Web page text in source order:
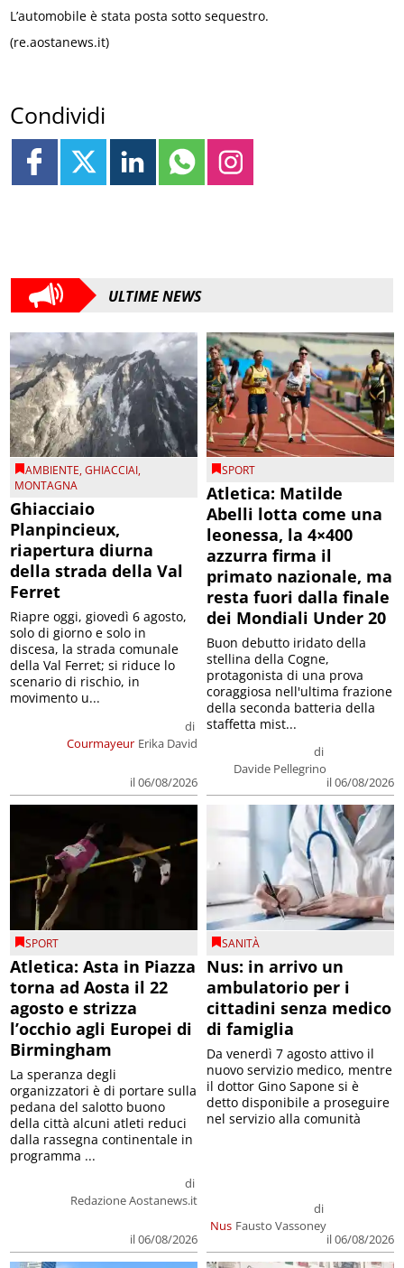
L’automobile è stata posta sotto sequestro.
(re.aostanews.it)
Condividi
ULTIME NEWS
AMBIENTE,GHIACCIAI,
MONTAGNA
Ghiacciaio
Planpincieux,
riapertura diurna
della strada della Val
Ferret
Courmayeur
di
Erika David
il 06/08/2026
Riapre oggi, giovedì 6 agosto,
solo di giorno e solo in
discesa, la strada comunale
della Val Ferret; si riduce lo
scenario di rischio, in
movimento u...
SPORT
Atletica: Matilde
Abelli lotta come una
leonessa, la 4×400
azzurra firma il
primato nazionale, ma
resta fuori dalla finale
dei Mondiali Under 20
di
Davide Pellegrino
il 06/08/2026
Buon debutto iridato della
stellina della Cogne,
protagonista di una prova
coraggiosa nell'ultima frazione
della seconda batteria della
staffetta mist...
SPORT
Atletica: Asta in Piazza
torna ad Aosta il 22
agosto e strizza
l’occhio agli Europei di
Birmingham
di
Redazione Aostanews.it
il 06/08/2026
La speranza degli
organizzatori è di portare sulla
pedana del salotto buono
della città alcuni atleti reduci
dalla rassegna continentale in
programma ...
SANITÀ
Nus: in arrivo un
ambulatorio per i
cittadini senza medico
di famiglia
Nus
di
Fausto Vassoney
il 06/08/2026
Da venerdì 7 agosto attivo il
nuovo servizio medico, mentre
il dottor Gino Sapone si è
detto disponibile a proseguire
nel servizio alla comunità